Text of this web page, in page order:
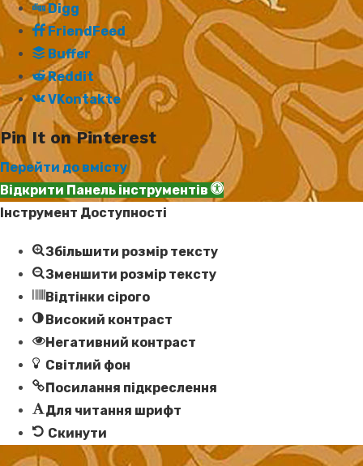
Digg
FriendFeed
Buffer
Reddit
VKontakte
Pin It on Pinterest
Перейти до вмісту
Відкрити Панель інструментів
Інструмент Доступності
Збільшити розмір тексту
Зменшити розмір тексту
Відтінки сірого
Високий контраст
Негативний контраст
Світлий фон
Посилання підкреслення
Для читання шрифт
Скинути